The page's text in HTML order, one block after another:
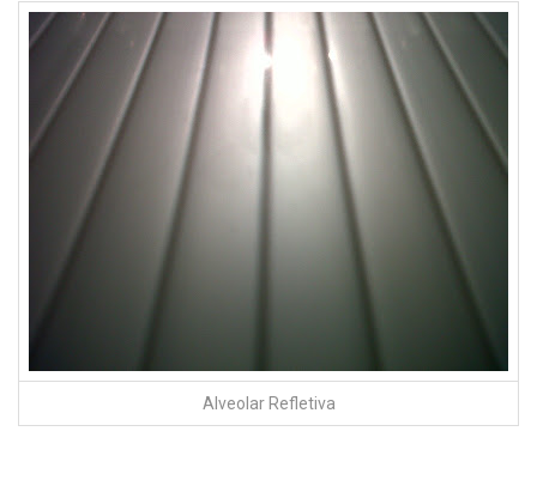
Alveolar Refletiva